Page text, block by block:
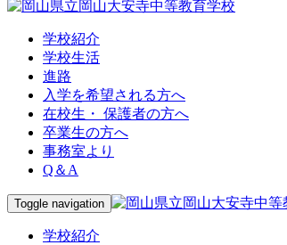
学校紹介
学校生活
進路
入学を希望される方へ
在校生・ 保護者の方へ
卒業生の方へ
事務室より
Q＆A
Toggle navigation
学校紹介